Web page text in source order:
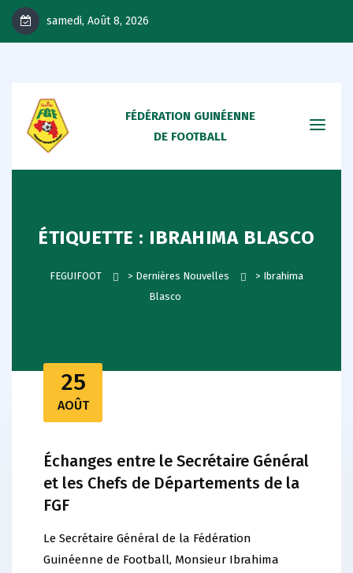
samedi, Août 8, 2026
FÉDÉRATION GUINÉENNE
DE FOOTBALL
ÉTIQUETTE : IBRAHIMA BLASCO
FEGUIFOOT > Dernières Nouvelles > Ibrahima
Blasco
25
AOÛT
Échanges entre le Secrétaire Général
et les Chefs de Départements de la
FGF
Le Secrétaire Général de la Fédération
Guinéenne de Football, Monsieur Ibrahima